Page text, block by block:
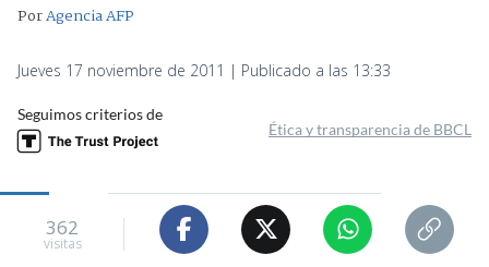
PorAgencia AFP
Jueves 17 noviembre de 2011 | Publicado a las 13:33
Seguimos criterios de
Ética y transparencia de BBCL
362
visitas